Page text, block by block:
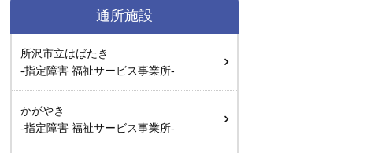
通所施設
所沢市立はばたき
-指定障害 福祉サービス事業所-
かがやき
-指定障害 福祉サービス事業所-